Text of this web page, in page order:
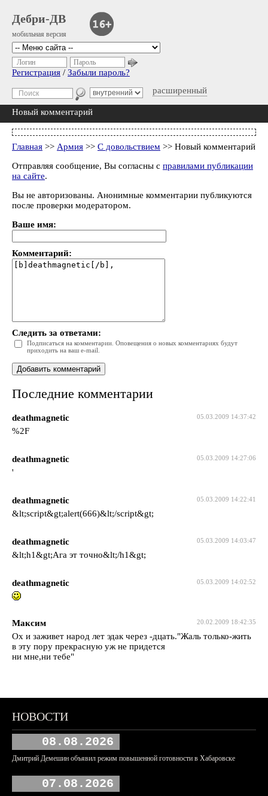
Дебри-ДВ
мобильная версия
расширенный
Логин Пароль
Регистрация / Забыли пароль?
Новый комментарий
Главная >> Армия >> С довольствием >> Новый комментарий
Отправляя сообщение, Вы согласны с правилами публикации
на сайте.
Вы не авторизованы. Анонимные комментарии публикуются
после проверки модератором.
Ваше имя:
Комментарий:
Следить за ответами:
Подписаться на комментарии. Оповещения о новых комментариях будут
приходить на ваш e-mail.
Последние комментарии
05.03.2009 14:37:42
deathmagnetic
%2F
05.03.2009 14:27:06
deathmagnetic
'
05.03.2009 14:22:41
deathmagnetic
&lt;script&gt;alert(666)&lt;/script&gt;
05.03.2009 14:03:47
deathmagnetic
&lt;h1&gt;Ага эт точно&lt;/h1&gt;
05.03.2009 14:02:52
deathmagnetic
20.02.2009 18:42:35
Максим
Ох и заживет народ лет эдак через -дцать."Жаль только-жить
в эту пору прекрасную уж не придется
ни мне,ни тебе"
НОВОСТИ
08.08.2026
Дмитрий Демешин объявил режим повышенной готовности в Хабаровске
07.08.2026